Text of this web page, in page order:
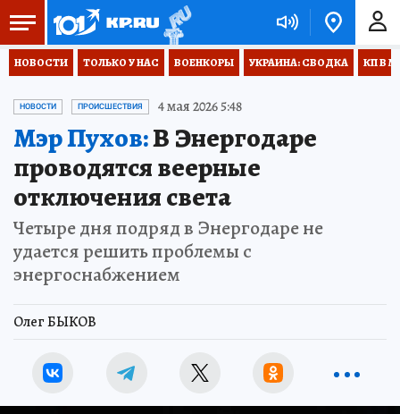
НОВОСТИ ТОЛЬКО У НАС ВОЕНКОРЫ УКРАИНА: СВОДКА КП В
НОВОСТИ ПРОИСШЕСТВИЯ 4 мая 2026 5:48
Мэр Пухов:В Энергодаре
проводятся веерные
отключения света
Четыре дня подряд в Энергодаре не
удается решить проблемы с
энергоснабжением
Олег БЫКОВ